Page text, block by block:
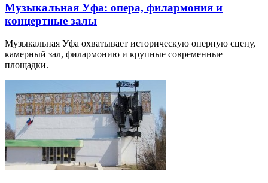
Музыкальная Уфа: опера, филармония и
концертные залы
Музыкальная Уфа охватывает историческую оперную сцену,
камерный зал, филармонию и крупные современные
площадки.